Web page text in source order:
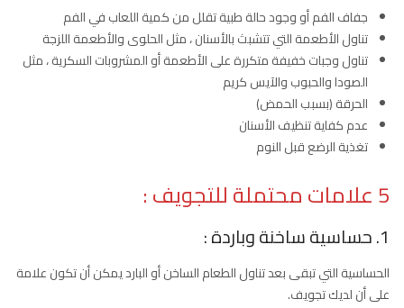
جفاف الفم أو وجود حالة طبية تقلل من كمية اللعاب في الفم
تناول الأطعمة التي تتشبث بالأسنان ، مثل الحلوى والأطعمة اللزجة
تناول وجبات خفيفة متكررة على الأطعمة أو المشروبات السكرية ، مثل
الصودا والحبوب والآيس كريم
الحرقة (بسبب الحمض)
عدم كفاية تنظيف الأسنان
تغذية الرضع قبل النوم
5 علامات محتملة للتجويف :
1. حساسية ساخنة وباردة :
الحساسية التي تبقى بعد تناول الطعام الساخن أو البارد يمكن أن تكون علامة
على أن لديك تجويف.